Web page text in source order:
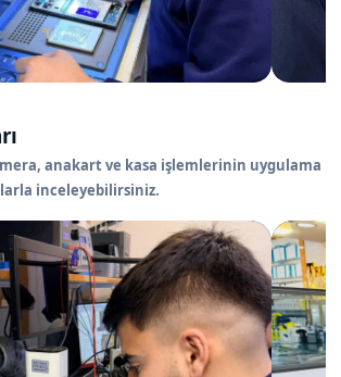
anakart ve kasa işlemlerinin uygulama
inceleyebilirsiniz.